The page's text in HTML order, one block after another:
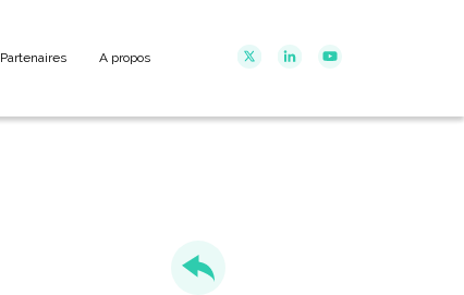
Partenaires A propos